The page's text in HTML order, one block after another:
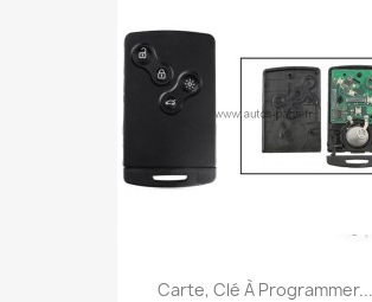
Carte, Clé À Programmer...